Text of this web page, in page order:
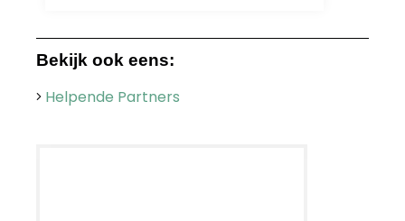
Bekijk ook eens:
Helpende Partners